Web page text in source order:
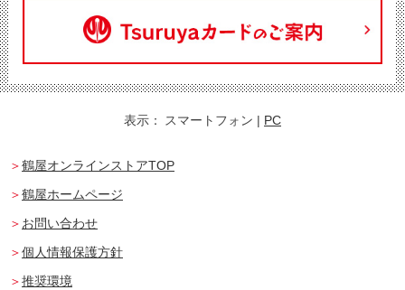
表示： スマートフォン | PC
鶴屋オンラインストアTOP
鶴屋ホームページ
お問い合わせ
個人情報保護方針
推奨環境